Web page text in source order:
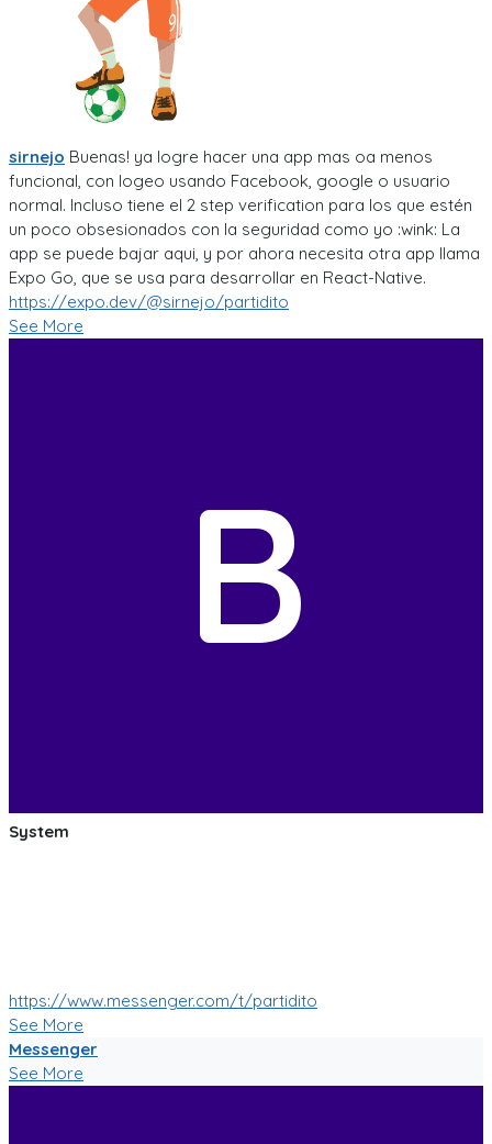
sirnejo Buenas! ya logre hacer una app mas oa menos
funcional, con logeo usando Facebook, google o usuario
normal. Incluso tiene el 2 step verification para los que estén
un poco obsesionados con la seguridad como yo :wink: La
app se puede bajar aqui, y por ahora necesita otra app llama
Expo Go, que se usa para desarrollar en React-Native.
https://expo.dev/@sirnejo/partidito
See More
B
System
https://www.messenger.com/t/partidito
See More
Messenger
See More